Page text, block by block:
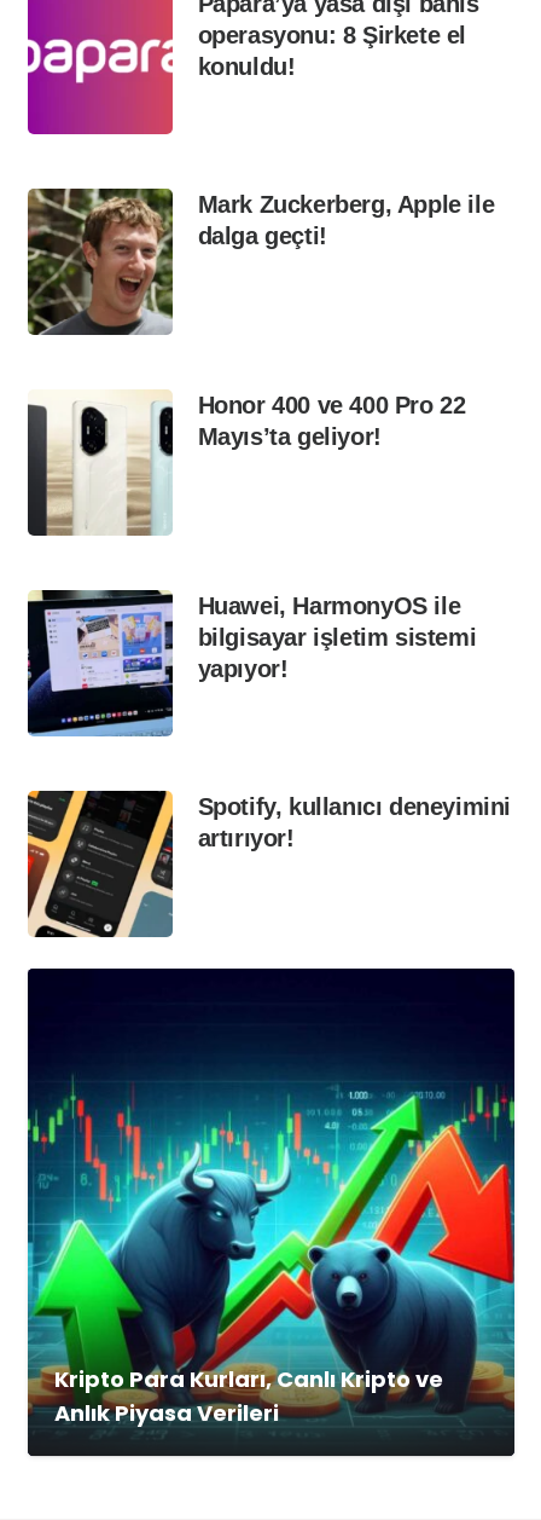
operasyonu: 8 Şirkete el
konuldu!
Mark Zuckerberg, Apple ile
dalga geçti!
Honor 400 ve 400 Pro 22
Mayıs’ta geliyor!
Huawei, HarmonyOS ile
bilgisayar işletim sistemi
yapıyor!
Spotify, kullanıcı deneyimini
artırıyor!
Kripto Para Kurları, Canlı Kripto ve
Anlık Piyasa Verileri